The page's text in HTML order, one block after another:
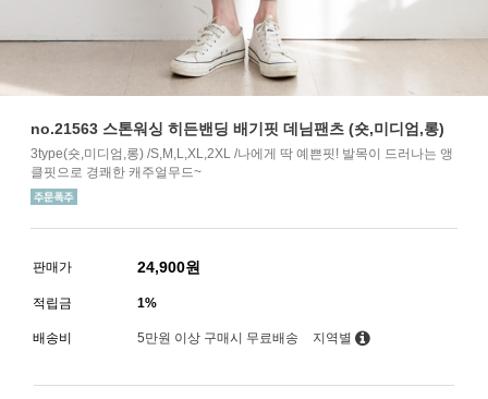
no.21563 스톤워싱 히든밴딩 배기핏 데님팬츠 (숏,미디엄,롱)
3type(숏,미디엄,롱) /S,M,L,XL,2XL /나에게 딱 예쁜핏! 발목이 드러나는 앵
클핏으로 경쾌한 캐주얼무드~
판매가 24,900원
적립금 1%
배송비 5만원 이상 구매시 무료배송 지역별